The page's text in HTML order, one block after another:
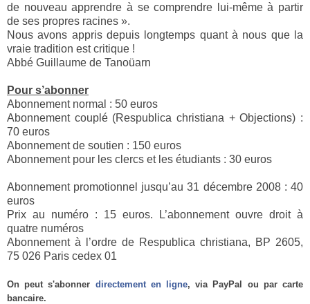
de nouveau apprendre à se comprendre lui-même à partir
de ses propres racines ».
Nous avons appris depuis longtemps quant à nous que la
vraie tradition est critique !
Abbé Guillaume de Tanoüarn
Pour s’abonner
Abonnement normal : 50 euros
Abonnement couplé (Respublica christiana + Objections) :
70 euros
Abonnement de soutien : 150 euros
Abonnement pour les clercs et les étudiants : 30 euros
Abonnement promotionnel jusqu’au 31 décembre 2008 : 40
euros
Prix au numéro : 15 euros. L’abonnement ouvre droit à
quatre numéros
Abonnement à l’ordre de Respublica christiana, BP 2605,
75 026 Paris cedex 01
On peut s'abonner directement en ligne, via PayPal ou par carte
bancaire.